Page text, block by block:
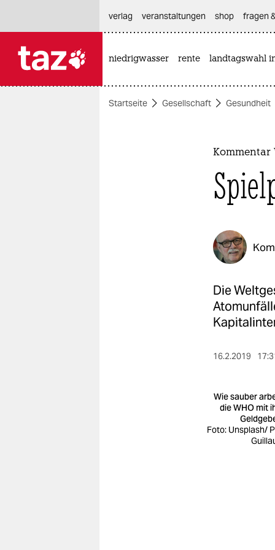
themen
verlag
veranstaltungen shop fragen
niedrigwasser rente landtagswahl
Startseite Gesellschaft Gesundheit
Kommentar
Die
16.2.2019
Wie sauber
die WHO mit
Foto: Unsplash/